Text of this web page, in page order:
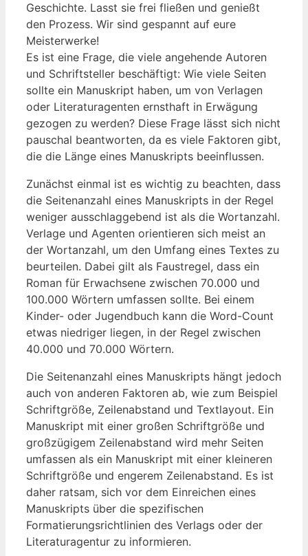
Geschichte. Lasst sie frei fließen und genießt
den Prozess. Wir sind gespannt auf eure
Meisterwerke!
Es ist eine Frage, die viele angehende Autoren
und⁢ Schriftsteller beschäftigt: Wie viele Seiten
sollte⁢ ein Manuskript haben, um von Verlagen
oder​ Literaturagenten ernsthaft in‍ Erwägung
gezogen zu ‌werden? Diese​ Frage lässt ⁣sich nicht
pauschal beantworten, da es viele Faktoren ​gibt,
die⁢ die Länge eines Manuskripts beeinflussen.
Zunächst einmal ist es wichtig zu beachten, dass
die Seitenanzahl eines Manuskripts ⁤in der Regel
weniger‍ ausschlaggebend ist als die ​Wortanzahl.
Verlage und Agenten ⁣orientieren sich meist an
der Wortanzahl,⁤ um den Umfang eines Textes zu
beurteilen. Dabei gilt⁢ als Faustregel, dass ein
Roman für Erwachsene zwischen 70.000 und
100.000 Wörtern umfassen sollte. Bei einem
Kinder- oder Jugendbuch​ kann die Word-Count
etwas niedriger liegen, in der ‌Regel zwischen
40.000 ‍und 70.000 Wörtern.
Die Seitenanzahl eines Manuskripts hängt ⁣jedoch​
auch von ‍anderen​ Faktoren ab, wie⁤ zum Beispiel
Schriftgröße, ​Zeilenabstand und Textlayout. Ein
Manuskript mit einer großen Schriftgröße und
großzügigem Zeilenabstand wird mehr Seiten
umfassen als ein Manuskript mit​ einer kleineren
⁤Schriftgröße und engerem Zeilenabstand.⁤ Es⁤ ist
⁤daher ratsam, sich vor ⁤dem Einreichen eines
Manuskripts über die‌ spezifischen
Formatierungsrichtlinien des‌ Verlags ⁢oder der
Literaturagentur⁤ zu ⁣informieren.